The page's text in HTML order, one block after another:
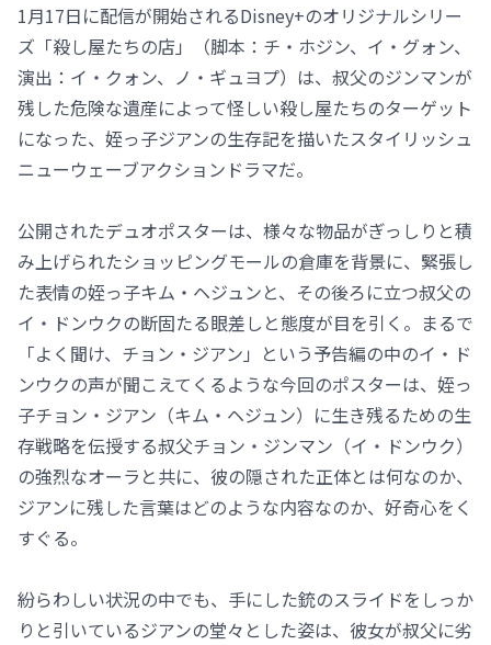
1月17日に配信が開始されるDisney+のオリジナルシリー
ズ「殺し屋たちの店」（脚本：チ・ホジン、イ・グォン、
演出：イ・クォン、ノ・ギュヨプ）は、叔父のジンマンが
残した危険な遺産によって怪しい殺し屋たちのターゲット
になった、姪っ子ジアンの生存記を描いたスタイリッシュ
ニューウェーブアクションドラマだ。
公開されたデュオポスターは、様々な物品がぎっしりと積
み上げられたショッピングモールの倉庫を背景に、緊張し
た表情の姪っ子キム・ヘジュンと、その後ろに立つ叔父の
イ・ドンウクの断固たる眼差しと態度が目を引く。まるで
「よく聞け、チョン・ジアン」という予告編の中のイ・ド
ンウクの声が聞こえてくるような今回のポスターは、姪っ
子チョン・ジアン（キム・ヘジュン）に生き残るための生
存戦略を伝授する叔父チョン・ジンマン（イ・ドンウク）
の強烈なオーラと共に、彼の隠された正体とは何なのか、
ジアンに残した言葉はどのような内容なのか、好奇心をく
すぐる。
紛らわしい状況の中でも、手にした銃のスライドをしっか
りと引いているジアンの堂々とした姿は、彼女が叔父に劣